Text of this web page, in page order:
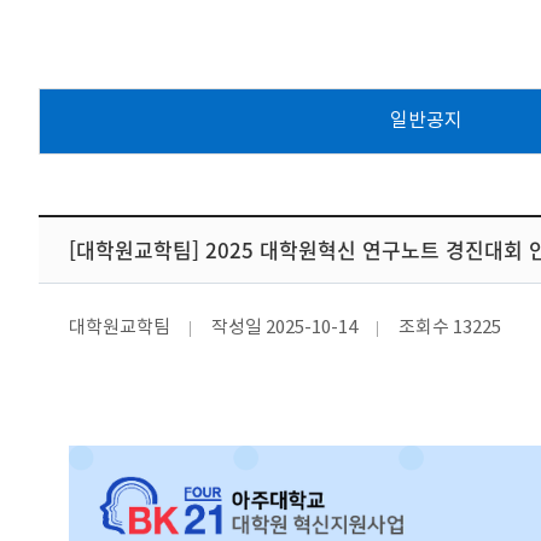
일반공지
[대학원교학팀] 2025 대학원혁신 연구노트 경진대회
대학원교학팀 작성일 2025-10-14 조회수 13225